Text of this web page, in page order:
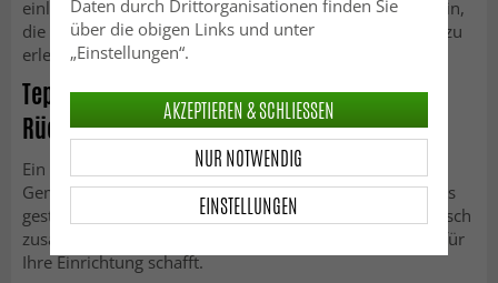
einladende Grundlage für Ihre Räume und laden dazu ein,
die erdigen Rottöne und die beruhigende Ausstrahlung zu
erleben.
Teppich Rostrot - Kostenloser Versand sowie
Rückversand
Ein Teppich in Rostrot kann Räumen eine besondere
Gemütlichkeit und zeitlose Eleganz verleihen. Er kann als
gestalterisches Element dienen, das den Raum harmonisch
zusammenführt und gleichzeitig eine einladende Basis für
Ihre Einrichtung schafft.
Daten durch Drittorganisationen finden Sie
über die obigen Links und unter
„Einstellungen“.
EINSTELLUNGEN
NUR NOTWENDIG
AKZEPTIEREN & SCHLIESSEN